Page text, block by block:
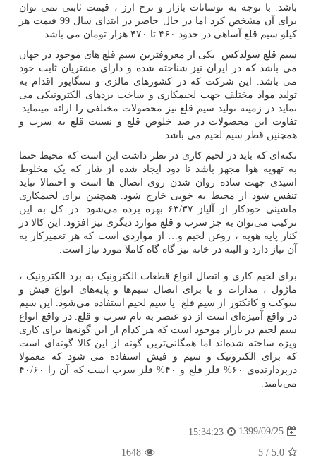
باشد. با توجه به نوسانات بازار و نرخ ارز ، قیمت ثابتی نمی توان
برای آن مشخص کرد اما در حال حاضر در ابتدای سال 99 قیمت هر
کیلو سیم قلع آساهی در حدود ۴۶۰ تا ۴۷۰ هزار تومان می باشد.
سیم قلع سولدکس یکی از معروفترین سیم قلع های موجود در جهان
می باشد که در ایران نیز شناخته شده و دارای مشتریان ثابت خود
می باشد. این شرکت که در کشورهای مالزی و سنگاپور اقدام به
تولید مواد مختلف جهت لحیمکاری و ساخت بردهای الکترونیکی می
نماید در زمینه تولید سیم قلع نیز محصولات مختلفی را ارائه مینماید.
تفاوت این محصولات در صد خلوص قلع و نسبت قلع به سرب و
همچنین قطر سیم لحیم می باشد.
نکته‌ای که باید در لحیم‌ کاری در نظر داشت این است که محیط حتما
به تهویه هوا مجهز باشد تا دود ایجاد شده از شار که یک مخلوط
اسیدی جهت ساده روان شدن روی اتصال ها است و احتمالا نباید
تنفس شود از محیط به خوبی خارج شود. همچنین برای لحیمکاری
ماشینی خودکار از آلیاز ۶۳/۳۷ بهره برده می‌شود. در کل به این
ترکیب می‌توان به جز سرب و قلع موارد دیگری نیز افزود. این کالا در
کنار پایه هویه ، روغن لحیم و… از مواردی است که هر تعمیرکار به
آن نیاز دارد و البته در خانه نیز گاه گاه کاملا مورد نیاز است.
برای لحیم کاری و اتصال انواع قطعات الکترونیک به برد الکترونیک ،
ماژول ، مدارات و یا برای اتصال سیم‌ها و پایه‌های انواع فیش و
سوکت و کانکتور از سیم قلع یا سیم لحیم استفاده می‌شود. این سیم
در واقع آمیزه‌ای است از دو عنصر به نام سرب و قلع. در واقع انواع
سیم لحیم در بازار موجود است که هر کدام از این گونه‌ها برای کاری
ویژه ساخته شده‌اند اما همگانی‌ترین گونه از این کالا گونه‌ای است
که برای الکترونیک و سیم و فیش استفاده می شود که معمولا
دربردارنده‌ی ۶۰% فلز قلع و ۴۰% فلز سرب است که آن را ۴۰/۶۰
می‌نامند.
1399/09/25
15:34:23
5.0
/
5
1648